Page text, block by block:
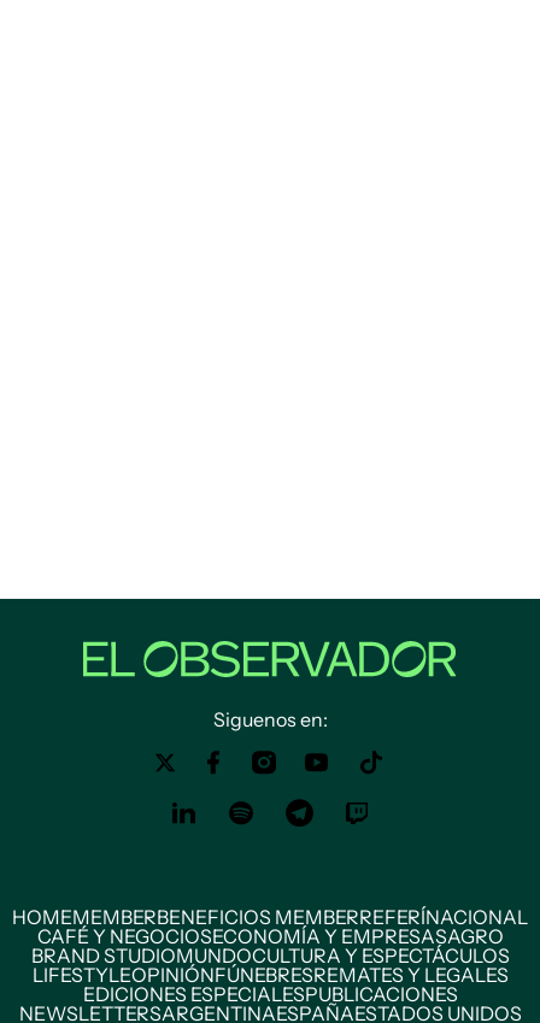
Siguenos en:
HOMEMEMBERBENEFICIOS MEMBERREFERÍNACIONAL
CAFÉ Y NEGOCIOSECONOMÍA Y EMPRESASAGRO
BRAND STUDIOMUNDOCULTURA Y ESPECTÁCULOS
LIFESTYLEOPINIÓNFÚNEBRESREMATES Y LEGALES
EDICIONES ESPECIALESPUBLICACIONES
NEWSLETTERSARGENTINAESPAÑAESTADOS UNIDOS